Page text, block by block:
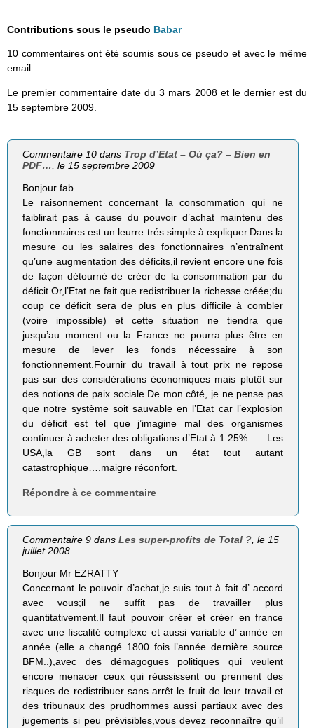
Contributions sous le pseudo Babar
10 commentaires ont été soumis sous ce pseudo et avec le même
email.
Le premier commentaire date du 3 mars 2008 et le dernier est du
15 septembre 2009.
Commentaire 10 dans Trop d’Etat – Où ça? – Bien en
PDF…, le 15 septembre 2009
Bonjour fab
Le raisonnement concernant la consommation qui ne
faiblirait pas à cause du pouvoir d’achat maintenu des
fonctionnaires est un leurre trés simple à expliquer.Dans la
mesure ou les salaires des fonctionnaires n’entraînent
qu’une augmentation des déficits,il revient encore une fois
de façon détourné de créer de la consommation par du
déficit.Or,l’Etat ne fait que redistribuer la richesse créée;du
coup ce déficit sera de plus en plus difficile à combler
(voire impossible) et cette situation ne tiendra que
jusqu’au moment ou la France ne pourra plus être en
mesure de lever les fonds nécessaire à son
fonctionnement.Fournir du travail à tout prix ne repose
pas sur des considérations économiques mais plutôt sur
des notions de paix sociale.De mon côté, je ne pense pas
que notre système soit sauvable en l’Etat car l’explosion
du déficit est tel que j’imagine mal des organismes
continuer à acheter des obligations d’Etat à 1.25%……Les
USA,la GB sont dans un état tout autant
catastrophique….maigre réconfort.
Répondre à ce commentaire
Commentaire 9 dansLes super-profits de Total ? , le 15
juillet 2008
Bonjour Mr EZRATTY
Concernant le pouvoir d’achat,je suis tout à fait d’ accord
avec vous;il ne suffit pas de travailler plus
quantitativement.Il faut pouvoir créer et créer en france
avec une fiscalité complexe et aussi variable d’ année en
année (elle a changé 1800 fois l’année dernière source
BFM..),avec des démagogues politiques qui veulent
encore menacer ceux qui réussissent ou prennent des
risques de redistribuer sans arrêt le fruit de leur travail et
des tribunaux des prudhommes aussi partiaux avec des
jugements si peu prévisibles,vous devez reconnaître qu’il